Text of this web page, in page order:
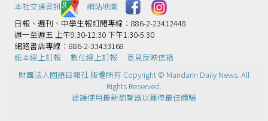
本社交通資訊️
網站地圖
日報、週刊、中學生報訂閱專線：886-2-23412448
週一至週五 上午9:30-12:30 下午1:30-5:30
網路書店專線：886-2-33433168
紙本線上訂報
數位線上訂報
意見反映信箱
財團法人國語日報社 版權所有 Copyright © Mandarin Daily News. All
Rights Reserved.
建議使用最新瀏覽器以獲得最佳體驗
.